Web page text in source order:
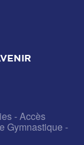
-Accès
Gymnastique -